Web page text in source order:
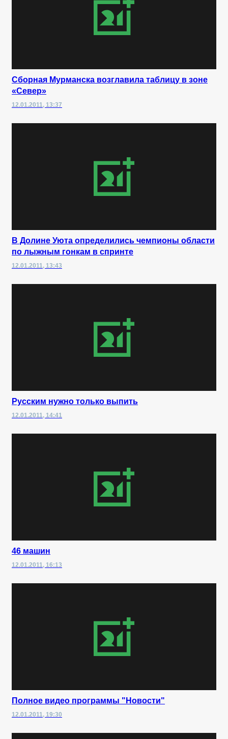
Сборная Мурманска возглавила таблицу в зоне
«Север»
12.01.2011, 13:37
В Долине Уюта определились чемпионы области
по лыжным гонкам в спринте
12.01.2011, 13:43
Русским нужно только выпить
12.01.2011, 14:41
46 машин
12.01.2011, 16:13
Полное видео программы "Новости"
12.01.2011, 19:30